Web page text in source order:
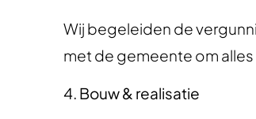
Wij begeleiden de
met de gemeente om
4. Bouw & realisatie